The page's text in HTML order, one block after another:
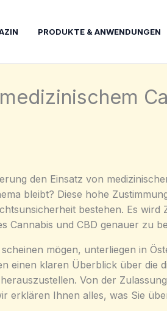
PRODUKTE & ANWENDUNGEN
den Einsatz von
bleibt? Diese hohe
bestehen. Es wird
Cannabis und CBD genauer zu
mögen, unterliegen in
einen klaren Überblick über die
Von der
erklären Ihnen alles, was Sie